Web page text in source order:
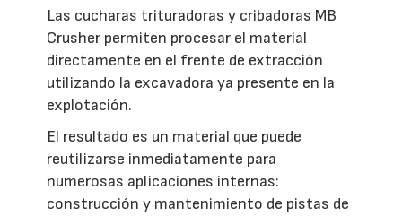
Las cucharas trituradoras y cribadoras MB
Crusher permiten procesar el material
directamente en el frente de extracción
utilizando la excavadora ya presente en la
explotación.
El resultado es un material que puede
reutilizarse inmediatamente para
numerosas aplicaciones internas:
construcción y mantenimiento de pistas de